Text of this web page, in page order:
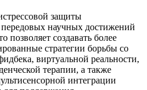
защиты
научных достижений
позволяет создавать более
стратегии борьбы со
виртуальной реальности,
терапии, а также
интеграции